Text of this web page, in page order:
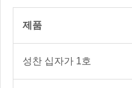
제품
성찬 십자가 1호